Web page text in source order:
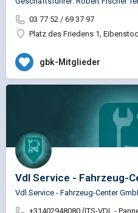
03 77 52 / 69 37 97
Platz des Friedens 1,
gbk-Mitglieder
Vdl Service - Fahrzeug-
+31402948080 (ITS-VDL -